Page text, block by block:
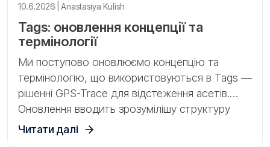
10.6.2026 | Anastasiya Kulish
Tags: оновлення концепції та
термінології
Ми поступово оновлюємо концепцію та
термінологію, що використовуються в Tags —
рішенні GPS-Trace для відстеження асетів.
Оновлення вводить зрозумілішу структуру
роботи зі шлюзами, сенсорами та фізичними
асетами.
Читати далі